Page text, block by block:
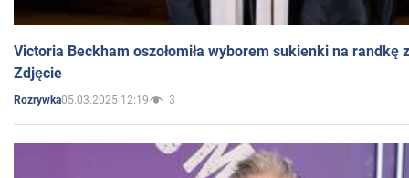
Victoria Beckham oszołomiła wyborem sukienki na randkę
Zdjęcie
Rozrywka05.03.2025 12:19 3